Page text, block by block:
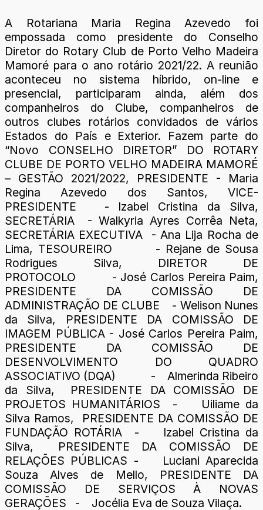
A Rotariana Maria Regina Azevedo foi
empossada como presidente do Conselho
Diretor do Rotary Club de Porto Velho Madeira
Mamoré para o ano rotário 2021/22. A reunião
aconteceu no sistema híbrido, on-line e
presencial, participaram ainda, além dos
companheiros do Clube, companheiros de
outros clubes rotários convidados de vários
Estados do País e Exterior. Fazem parte do
“Novo CONSELHO DIRETOR” DO ROTARY
CLUBE DE PORTO VELHO MADEIRA MAMORÉ
– GESTÃO 2021/2022, PRESIDENTE - Maria
Regina Azevedo dos Santos, VICE-
PRESIDENTE - Izabel Cristina da Silva,
SECRETÁRIA - Walkyria Ayres Corrêa Neta,
SECRETÁRIA EXECUTIVA - Ana Lija Rocha de
Lima, TESOUREIRO - Rejane de Sousa
Rodrigues Silva, DIRETOR DE
PROTOCOLO - José Carlos Pereira Paim,
PRESIDENTE DA COMISSÃO DE
ADMINISTRAÇÃO DE CLUBE - Welison Nunes
da Silva, PRESIDENTE DA COMISSÃO DE
IMAGEM PÚBLICA - José Carlos Pereira Paim,
PRESIDENTE DA COMISSÃO DE
DESENVOLVIMENTO DO QUADRO
ASSOCIATIVO (DQA) - Almerinda Ribeiro
da Silva, PRESIDENTE DA COMISSÃO DE
PROJETOS HUMANITÁRIOS - Uiliame da
Silva Ramos, PRESIDENTE DA COMISSÃO DE
FUNDAÇÃO ROTÁRIA - Izabel Cristina da
Silva, PRESIDENTE DA COMISSÃO DE
RELAÇÕES PÚBLICAS - Luciani Aparecida
Souza Alves de Mello, PRESIDENTE DA
COMISSÃO DE SERVIÇOS À NOVAS
GERAÇÕES - Jocélia Eva de Souza Vilaça.